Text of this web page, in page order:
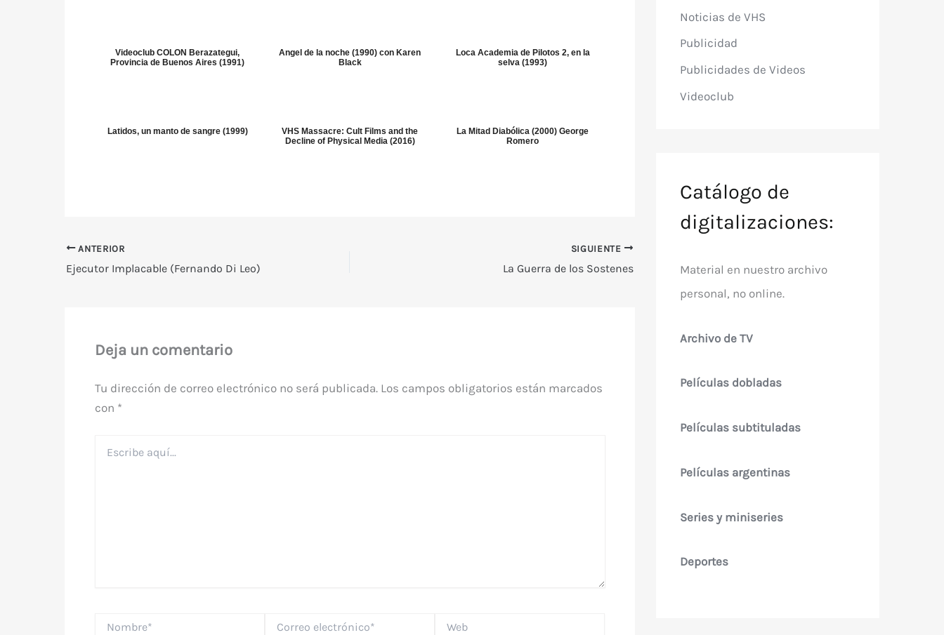
Videoclub COLON Berazategui,
Provincia de Buenos Aires (1991)
Angel de la noche (1990) con Karen
Black
Loca Academia de Pilotos 2, en la
selva (1993)
Latidos, un manto de sangre (1999)
VHS Massacre: Cult Films and the
Decline of Physical Media (2016)
La Mitad Diabólica (2000) George
Romero
ANTERIOR
Ejecutor Implacable (Fernando Di Leo)
SIGUIENTE
La Guerra de los Sostenes
Deja un comentario
Tu dirección de correo electrónico no será publicada. Los campos obligatorios están marcados
con *
aquí...
Noticias de VHS
Publicidad
Publicidades de Videos
Videoclub
Catálogo de
digitalizaciones:
Material en nuestro archivo
personal, no online.
Archivo de TV
Películas dobladas
Películas subtituladas
Películas argentinas
Series y miniseries
Deportes